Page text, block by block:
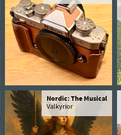
Nordic: The Musical
Valkyrior